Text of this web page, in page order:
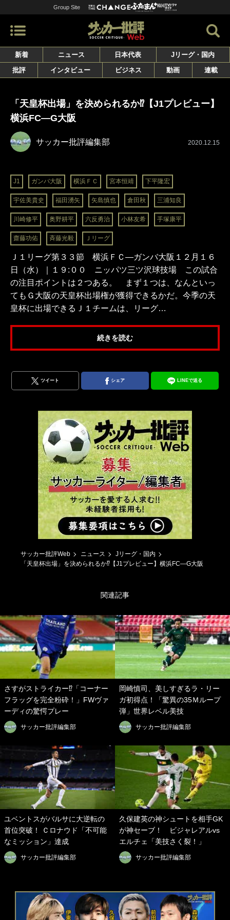
Group Site
新着 ニュース 日本代表
Jリーグ・国内
批評
インタビュー ビジネス 動画 連載
「天皇杯出場」を決められるか⁉【J1プレビュー】
横浜FC―G大阪
サッカー批評編集部 2020.12.15
J1 ガンバ大阪 横浜ＦＣ 宮本恒靖 下平隆宏
宇佐美貴史 福田湧矢 矢島慎也 倉田秋 三浦知良
川崎修平 奥野耕平 六反勇治 小林友希 手塚康平
齋藤功佑 斉藤光毅 Ｊリーグ
Ｊ１リーグ第３３節 横浜ＦＣ―ガンバ大阪１２月１６
日（水）｜１９:００ ニッパツ三ツ沢球技場 この試合
の注目ポイントは２つある。 まず１つは、なんといっ
てもＧ大阪の天皇杯出場権が獲得できるかだ。今季の天
皇杯に出場できるＪ１チームは、リーグ…
続きを読む
ツイート シェア LINEで送る
サッカー批評Web ニュース
Jリーグ・国内
「天皇杯出場」を決められるか⁉【J1プレビュー】横浜FC―G大阪
関連記事
さすがストライカー⁉「コーナー
フラッグを完全粉砕！」FWヴァ
ーディの驚愕プレー
サッカー批評編集部
岡崎慎司、美しすぎるラ・リー
ガ初得点！「驚異の35Ｍループ
弾」世界レベル美技
サッカー批評編集部
ユベントスがバルサに大逆転の
首位突破！ Ｃロナウド「不可能
なミッション」達成
サッカー批評編集部
久保建英の神シュートを相手GK
が神セーブ！ ビジャレアルvs
エルチェ「美技さく裂！」
サッカー批評編集部